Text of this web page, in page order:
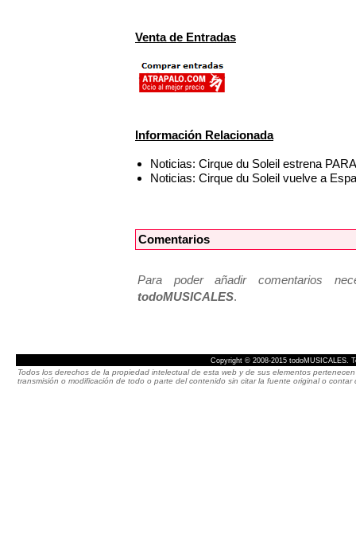
Venta de Entradas
Información Relacionada
Noticias: Cirque du Soleil estrena
Noticias: Cirque du Soleil vuelve a
Comentarios
Para poder añadir comentarios
todoMUSICALES.
Copyright © 2008-2015 todoMUSICALES.
Todos los derechos de la propiedad intelectual de esta web y de sus elementos
transmisión o modificación de todo o parte del contenido sin citar la fuente original o